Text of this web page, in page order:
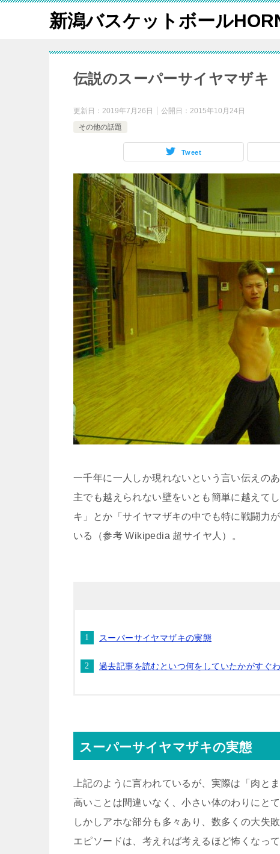
新潟バスケットボール
伝説のスーパーサイヤマザキ
更新日： 2019年7月26日 公開日： 2015年10月24日
その他の話題
Tweet
一千年に一人しか現れないという言い伝えの
主でも越えられない壁をいとも簡単に越えて
キ」とか「サイヤマザキの中でも特に戦闘力
いる（参考 Wikipedia 超サイヤ人）。
スーパーサイヤマザキの実態
過去記事を読むといつ何をしていたかがすぐ
スーパーサイヤマザキの実態
上記のように言われているが、実際は「肉と
高いことは間違いなく、小さい体のわりにと
しかしアホな部分も多々あり、数多くの大失
エピソードは、考えれば考えるほど怖くなって